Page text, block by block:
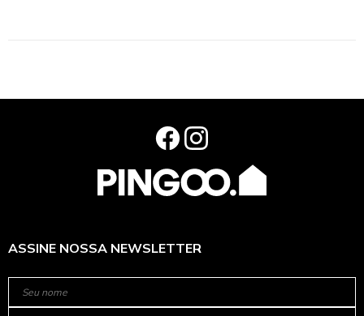
ASSINE NOSSA NEWSLETTER